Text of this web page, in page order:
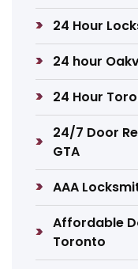
24 Hour
24 hour
24 Hour
24/7 Door
GTA
AAA
Affordable
Toronto